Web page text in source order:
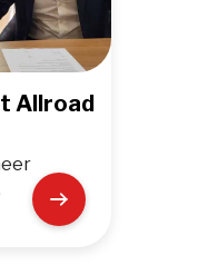
Allroad